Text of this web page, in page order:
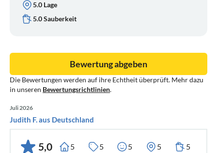
5.0 Lage
5.0 Sauberkeit
Die Bewertungen werden auf ihre Echtheit überprüft. Mehr dazu
in unseren Bewertungsrichtlinien.
Bewertung abgeben
Juli 2026
Judith F. aus Deutschland
5,0 5 5 5 5 5